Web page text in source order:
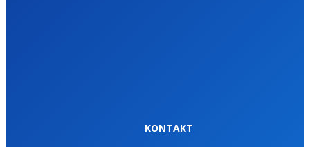
KONTAKT